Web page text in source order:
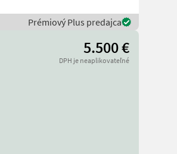
Prémiový Plus predajca
5.500 €
DPH je neaplikovateľné